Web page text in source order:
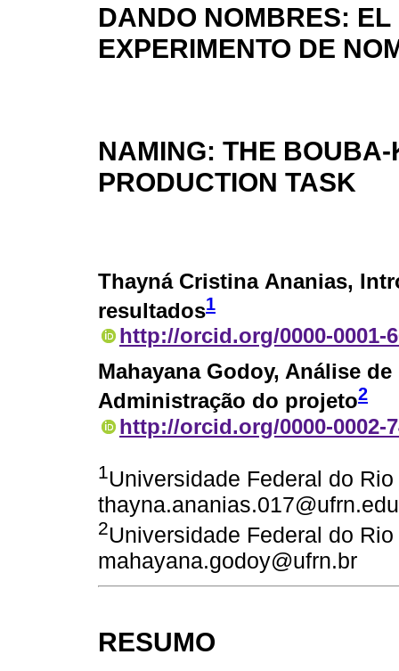
DANDO NOMBRES:
EXPERIMENTO DE
NAMING: THE
PRODUCTION TASK
Thayná Cristina Ananias,
resultados1
http://orcid.org/0000-0001-
Mahayana Godoy, Análise
Administração do projeto2
http://orcid.org/0000-0002-
1 Universidade Federal do
2Universidade Federal do
mahayana.godoy@ufrn.br
RESUMO